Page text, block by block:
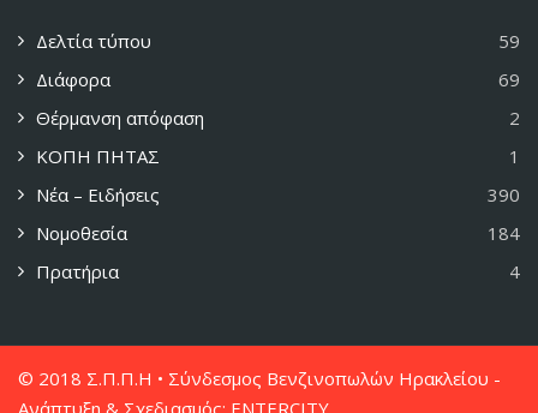
Δελτία τύπου
59
Διάφορα
69
Θέρμανση απόφαση
2
ΚΟΠΗ ΠΗΤΑΣ
1
Νέα – Ειδήσεις
390
Νομοθεσία
184
Πρατήρια
4
© 2018 Σ.Π.Π.Η • Σύνδεσμος Βενζινοπωλών Ηρακλείου -
Ανάπτυξη & Σχεδιασμός: ENTERCITY